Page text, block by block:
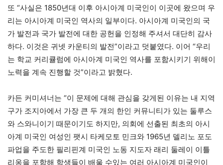
또 “사실은 1850년대 이후 아시아계 미국인이 이곳에 왔으며 우
리는 아시아계 미국인 역사의 일부이다. 아시아계 미국인의 국
가 발전과 국가 발전에 대한 공헌을 인정해 주셔서 대단히 감사
하다. 이것은 귀넷 카운티의 발전”이라고 덧붙였다. 이어 “우리
는 학교 커리큘럼에 아시아계 미국인 역사를 포함시키기 위해이
노력을 계속 진행할 것”이라고 밝혔다.
카든 커미셔너는 “이 문제에 대해 관심을 갖게된 이유는 내 지역
구가 조지아에서 가장 큰 두 개의 한인 커뮤니티가 있는 둘루스
와 스와니이기 때문이기도 하지만, 의회에 선출된 최초의 아시
아계 미국인 여성인 팻시 타케모토 민크와 1965년 델리노 포도
파업을 주도한 필리핀계 미국인 노동 지도자 래리 둘레이 이틀
리옹을 포함해 학생들이 배울 수있는 여러 아시아계 미국인이